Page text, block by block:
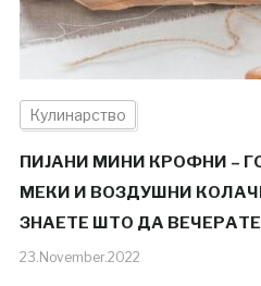
Кулинарство
ПИЈАНИ МИНИ КРОФНИ –
МЕКИ И ВОЗДУШНИ
ЗНАЕТЕ ШТО ДА ВЕЧЕРАТЕ
23.November.2022